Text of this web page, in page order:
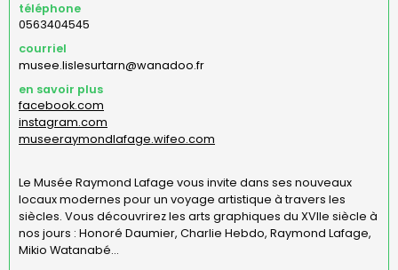
téléphone
0563404545
courriel
musee.lislesurtarn@wanadoo.fr
en savoir plus
facebook.com
instagram.com
museeraymondlafage.wifeo.com
Le Musée Raymond Lafage vous invite dans ses nouveaux
locaux modernes pour un voyage artistique à travers les
siècles. Vous découvrirez les arts graphiques du XVIIe siècle à
nos jours : Honoré Daumier, Charlie Hebdo, Raymond Lafage,
Mikio Watanabé…